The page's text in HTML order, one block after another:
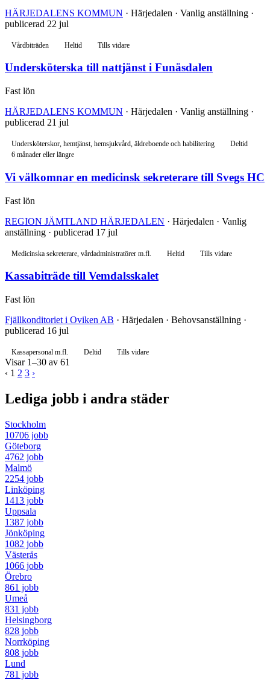
HÄRJEDALENS KOMMUN · Härjedalen · Vanlig anställning ·
publicerad 22 jul
Vårdbiträden Heltid Tills vidare
Undersköterska till nattjänst i Funäsdalen
Fast lön
HÄRJEDALENS KOMMUN · Härjedalen · Vanlig anställning ·
publicerad 21 jul
Undersköterskor, hemtjänst, hemsjukvård, äldreboende och habilitering
Deltid
6 månader eller längre
Vi välkomnar en medicinsk sekreterare till Svegs HC
Fast lön
REGION JÄMTLAND HÄRJEDALEN · Härjedalen · Vanlig
anställning · publicerad 17 jul
Medicinska sekreterare, vårdadministratörer m.fl. Heltid Tills vidare
Kassabiträde till Vemdalsskalet
Fast lön
Fjällkonditoriet i Oviken AB · Härjedalen · Behovsanställning ·
publicerad 16 jul
Kassapersonal m.fl. Deltid Tills vidare
Visar 1–30 av 61
‹ 1 2 3 ›
Lediga jobb i andra städer
Stockholm
10706 jobb
Göteborg
4762 jobb
Malmö
2254 jobb
Linköping
1413 jobb
Uppsala
1387 jobb
Jönköping
1082 jobb
Västerås
1066 jobb
Örebro
861 jobb
Umeå
831 jobb
Helsingborg
828 jobb
Norrköping
808 jobb
Lund
781 jobb